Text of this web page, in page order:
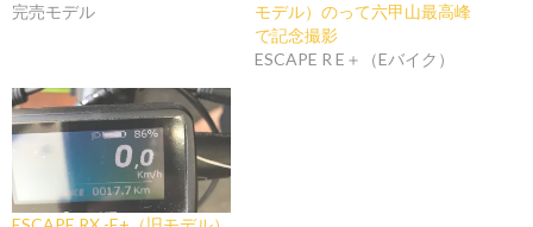
完売モデル
モデル）のって六甲山最高峰
で記念撮影
ESCAPE R E＋（Eバイク）